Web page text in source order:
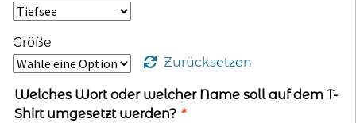
Größe
Zurücksetzen
Welches Wort oder welcher Name soll auf dem T-
Shirt umgesetzt werden? *